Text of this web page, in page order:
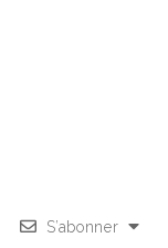
S’abonner